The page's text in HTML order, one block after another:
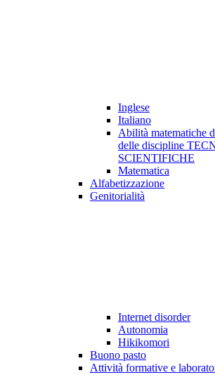
Inglese
Italiano
Abilità matematiche
delle discipline
SCIENTIFICHE
Matematica
Alfabetizzazione
Genitorialità
Internet disorder
Autonomia
Hikikomori
Buono pasto
Attività formative e